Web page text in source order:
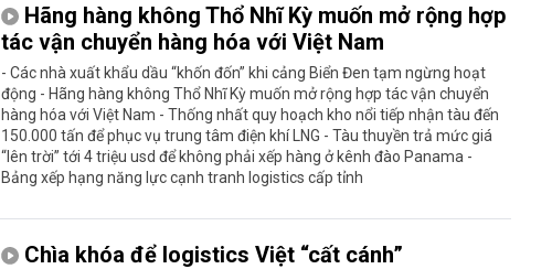
Hãng hàng không Thổ Nhĩ Kỳ muốn mở rộng hợp
tác vận chuyển hàng hóa với Việt Nam
- Các nhà xuất khẩu dầu “khốn đốn” khi cảng Biển Đen tạm ngừng hoạt
động - Hãng hàng không Thổ Nhĩ Kỳ muốn mở rộng hợp tác vận chuyển
hàng hóa với Việt Nam - Thống nhất quy hoạch kho nổi tiếp nhận tàu đến
150.000 tấn để phục vụ trung tâm điện khí LNG - Tàu thuyền trả mức giá
“lên trời” tới 4 triệu usd để không phải xếp hàng ở kênh đào Panama -
Bảng xếp hạng năng lực cạnh tranh logistics cấp tỉnh
Chìa khóa để logistics Việt “cất cánh”